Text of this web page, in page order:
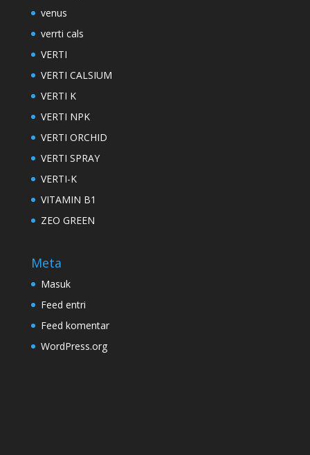
venus
verrti cals
VERTI
VERTI CALSIUM
VERTI K
VERTI NPK
VERTI ORCHID
VERTI SPRAY
VERTI-K
VITAMIN B1
ZEO GREEN
Meta
Masuk
Feed entri
Feed komentar
WordPress.org